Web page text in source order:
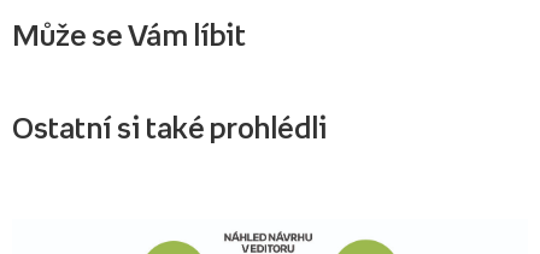
Může se Vám líbit
Ostatní si také prohlédli